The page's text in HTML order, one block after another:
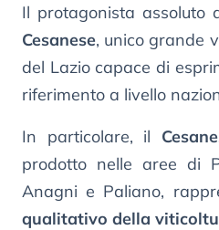
Il protagonista assoluto
Cesanese, unico grande
del Lazio capace di
riferimento a livello
In particolare, il
prodotto nelle aree di
Anagni e Paliano,
qualitativo della